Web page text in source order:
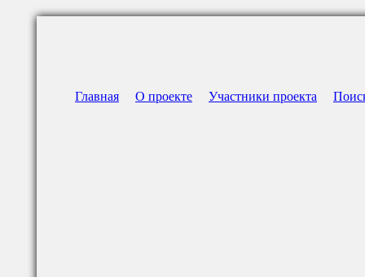
Главная О проекте Участники проекта